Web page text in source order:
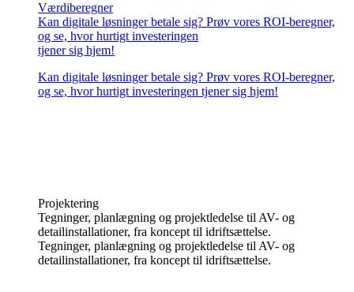
Værdiberegner
Kan digitale løsninger betale sig? Prøv vores ROI-beregner,
og se, hvor hurtigt investeringen
tjener sig hjem!
Kan digitale løsninger betale sig? Prøv vores ROI-beregner,
og se, hvor hurtigt investeringen tjener sig hjem!
Projektering
Tegninger, planlægning og projektledelse til AV- og
detailinstallationer, fra koncept til idriftsættelse.
Tegninger, planlægning og projektledelse til AV- og
detailinstallationer, fra koncept til idriftsættelse.